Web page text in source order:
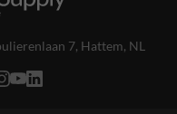
7, Hattem, NL